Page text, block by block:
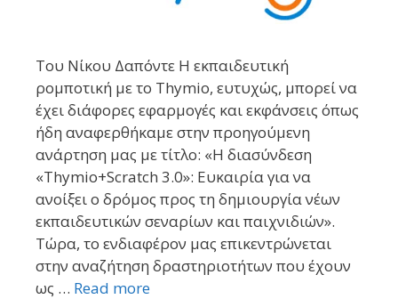
Του Νίκου Δαπόντε Η εκπαιδευτική
ρομποτική με το Thymio, ευτυχώς, μπορεί να
έχει διάφορες εφαρμογές και εκφάνσεις όπως
ήδη αναφερθήκαμε στην προηγούμενη
ανάρτηση μας με τίτλο: «Η διασύνδεση
«Thymio+Scratch 3.0»: Ευκαιρία για να
ανοίξει ο δρόμος προς τη δημιουργία νέων
εκπαιδευτικών σεναρίων και παιχνιδιών».
Τώρα, το ενδιαφέρον μας επικεντρώνεται
στην αναζήτηση δραστηριοτήτων που έχουν
ως … Read more